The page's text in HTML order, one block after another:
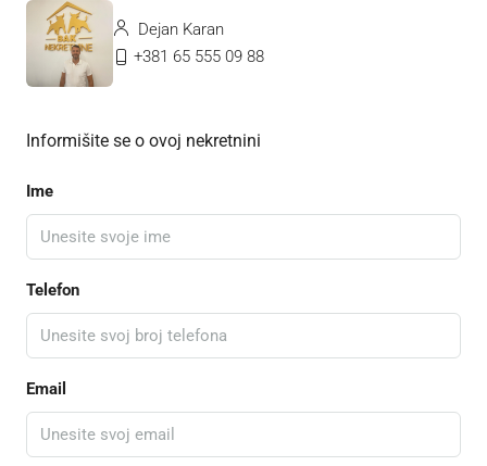
Dejan Karan
+381 65 555 09 88
Informišite se o ovoj nekretnini
Ime
Telefon
Email